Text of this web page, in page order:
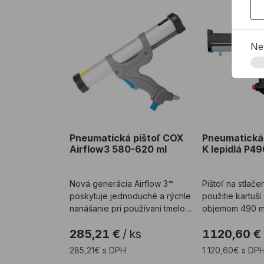
Pneumatická pištoľ COX
Airflow3 580-620 ml
Nová generácia Airflow 3™
poskytuje jednoduché a rýchle
nanášanie pri používaní tmelov
285,21 € / ks
285,21€ s DPH
K lepidlá
Pištoľ na
použitie
objemom 490
1120,60 €
1 120,60€ s DPH